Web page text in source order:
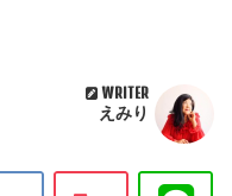
WRITER
えみり